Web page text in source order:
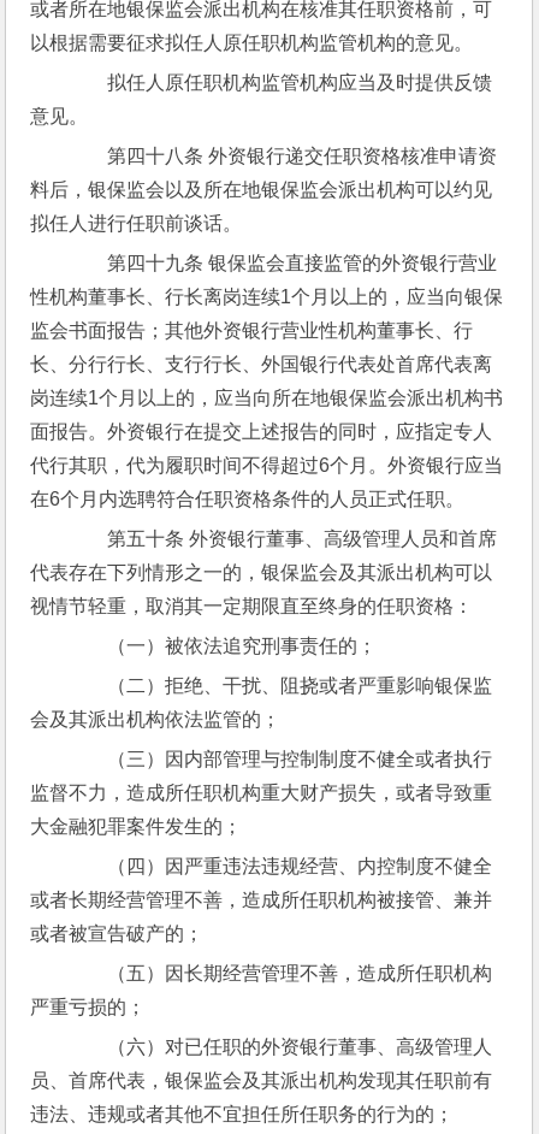
或者所在地银保监会派出机构在核准其任职资格前，可
以根据需要征求拟任人原任职机构监管机构的意见。
拟任人原任职机构监管机构应当及时提供反馈
意见。
第四十八条 外资银行递交任职资格核准申请资
料后，银保监会以及所在地银保监会派出机构可以约见
拟任人进行任职前谈话。
第四十九条 银保监会直接监管的外资银行营业
性机构董事长、行长离岗连续1个月以上的，应当向银保
监会书面报告；其他外资银行营业性机构董事长、行
长、分行行长、支行行长、外国银行代表处首席代表离
岗连续1个月以上的，应当向所在地银保监会派出机构书
面报告。外资银行在提交上述报告的同时，应指定专人
代行其职，代为履职时间不得超过6个月。外资银行应当
在6个月内选聘符合任职资格条件的人员正式任职。
第五十条 外资银行董事、高级管理人员和首席
代表存在下列情形之一的，银保监会及其派出机构可以
视情节轻重，取消其一定期限直至终身的任职资格：
（一）被依法追究刑事责任的；
（二）拒绝、干扰、阻挠或者严重影响银保监
会及其派出机构依法监管的；
（三）因内部管理与控制制度不健全或者执行
监督不力，造成所任职机构重大财产损失，或者导致重
大金融犯罪案件发生的；
（四）因严重违法违规经营、内控制度不健全
或者长期经营管理不善，造成所任职机构被接管、兼并
或者被宣告破产的；
（五）因长期经营管理不善，造成所任职机构
严重亏损的；
（六）对已任职的外资银行董事、高级管理人
员、首席代表，银保监会及其派出机构发现其任职前有
违法、违规或者其他不宜担任所任职务的行为的；